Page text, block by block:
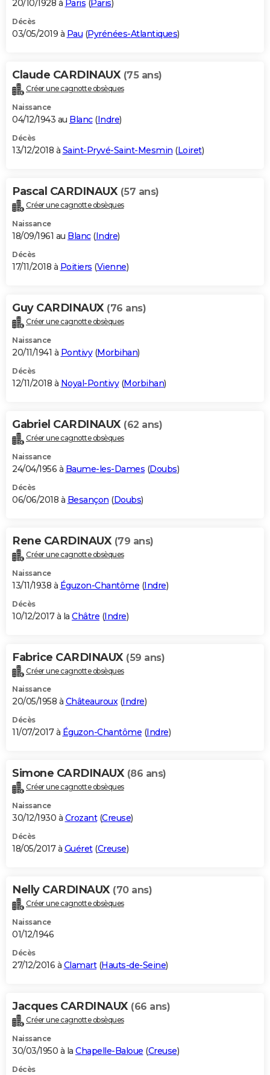
20/10/1928 à Paris (Paris)
Décès
03/05/2019 à Pau (Pyrénées-Atlantiques)
Claude CARDINAUX (75 ans)
Créer une cagnotte obsèques
Naissance
04/12/1943 au Blanc(Indre)
Décès
13/12/2018 à Saint-Pryvé-Saint-Mesmin (Loiret)
Pascal CARDINAUX (57 ans)
Créer une cagnotte obsèques
Naissance
18/09/1961 au Blanc(Indre)
Décès
17/11/2018 à Poitiers (Vienne)
Guy CARDINAUX (76 ans)
Créer une cagnotte obsèques
Naissance
20/11/1941 à Pontivy(Morbihan)
Décès
12/11/2018 à Noyal-Pontivy(Morbihan)
Gabriel CARDINAUX (62 ans)
Créer une cagnotte obsèques
Naissance
24/04/1956 à Baume-les-Dames (Doubs)
Décès
06/06/2018 à Besançon (Doubs)
Rene CARDINAUX (79 ans)
Créer une cagnotte obsèques
Naissance
13/11/1938 à Éguzon-Chantôme (Indre)
Décès
10/12/2017 à la Châtre (Indre)
Fabrice CARDINAUX (59 ans)
Créer une cagnotte obsèques
Naissance
20/05/1958 à Châteauroux(Indre)
Décès
11/07/2017 à Éguzon-Chantôme (Indre)
Simone CARDINAUX (86 ans)
Créer une cagnotte obsèques
Naissance
30/12/1930 à Crozant(Creuse)
Décès
18/05/2017 à Guéret(Creuse)
Nelly CARDINAUX (70 ans)
Créer une cagnotte obsèques
Naissance
01/12/1946
Décès
27/12/2016 à Clamart(Hauts-de-Seine)
Jacques CARDINAUX (66 ans)
Créer une cagnotte obsèques
Naissance
30/03/1950 à la Chapelle-Baloue (Creuse)
Décès